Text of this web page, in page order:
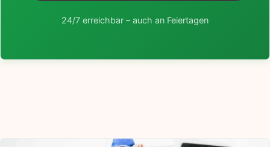
24/7 erreichbar – auch an Feiertagen